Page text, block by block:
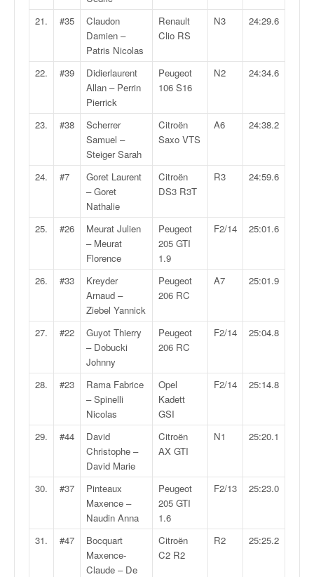
21.
#35
Claudon
Damien –
Patris Nicolas
Renault
Clio RS
N3 24:29.6
22. #39
Didierlaurent
Allan – Perrin
Pierrick
Peugeot
106 S16
N2 24:34.6
23. #38
Scherrer
Samuel –
Steiger Sarah
Citroën
Saxo VTS
A6 24:38.2
24. #7
Goret Laurent
– Goret
Nathalie
Citroën
DS3 R3T
R3 24:59.6
25. #26
Meurat Julien
– Meurat
Florence
Peugeot
205 GTI
1.9
F2/14 25:01.6
26. #33
Kreyder
Arnaud –
Ziebel Yannick
Peugeot
206 RC
A7 25:01.9
27. #22
Guyot Thierry
– Dobucki
Johnny
Peugeot
206 RC
F2/14 25:04.8
28. #23
Rama Fabrice
– Spinelli
Nicolas
Opel
Kadett
GSI
F2/14 25:14.8
29. #44
David
Christophe –
David Marie
Citroën
AX GTI
N1 25:20.1
30. #37
Pinteaux
Maxence –
Naudin Anna
Peugeot
205 GTI
1.6
F2/13 25:23.0
31. #47
Bocquart
Maxence-
Claude – De
Citroën
C2 R2
R2 25:25.2